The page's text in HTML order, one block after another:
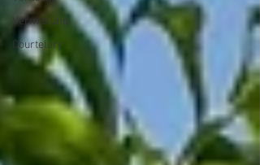
Vermietung
Courtelary